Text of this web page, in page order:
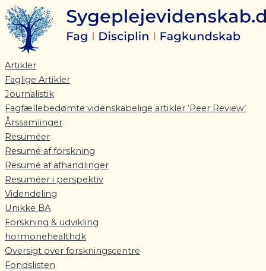
Gå
til
indholdet
Artikler
Faglige Artikler
Journalistik
Fagfællebedømte videnskabelige artikler ‘Peer Review’
Årssamlinger
Resuméer
Resumé af forskning
Resumé af afhandlinger
Resuméer i perspektiv
Videndeling
Unikke BA
Forskning & udvikling
hormonehealthdk
Oversigt over forskningscentre
Fondslisten